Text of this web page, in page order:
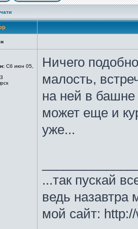
Сб июн 05,
Ничего
малость,
на ней в
может еще и
уже...
...так пускай
ведь назавтра
мой сайт: